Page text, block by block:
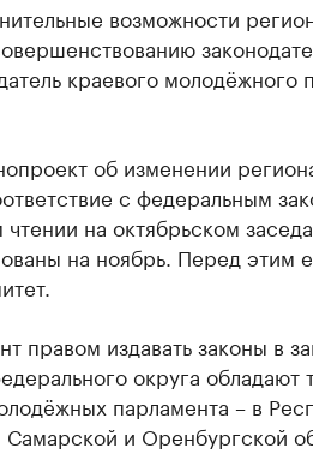
возможности
краевого молодёжного
об изменении
с федеральным
на октябрьском
на ноябрь. Перед этим
правом издавать законы в
округа обладают
парламента – в
и Оренбургской